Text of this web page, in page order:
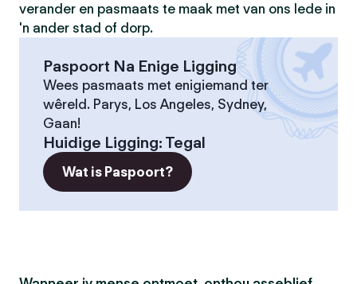
verander en pasmaats te maak met van ons lede in
'n ander stad of dorp.
Paspoort Na Enige Ligging
Wees pasmaats met enigiemand ter
wêreld. Parys, Los Angeles, Sydney,
Gaan!
Huidige Ligging: Tegal
Wat is Paspoort?